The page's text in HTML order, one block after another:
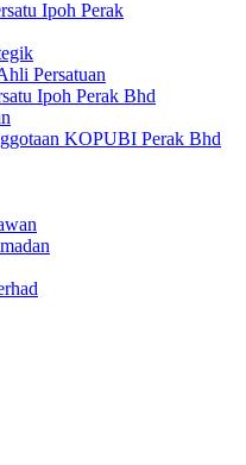
Ipoh Perak
Persatuan
Ipoh Perak Bhd
KOPUBI Perak Bhd